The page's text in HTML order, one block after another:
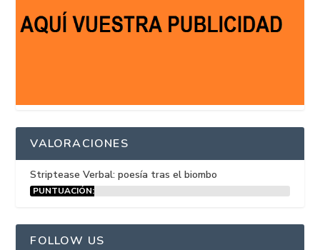
VALORACIONES
Striptease Verbal: poesía tras el biombo
PUNTUACIÓN:
FOLLOW US